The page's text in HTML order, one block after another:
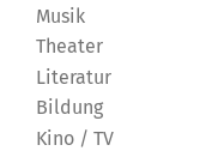
Musik
Theater
Literatur
Bildung
Kino / TV